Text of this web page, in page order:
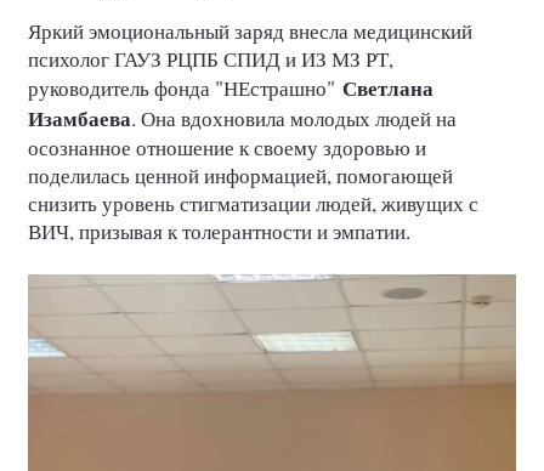
Яркий эмоциональный заряд внесла медицинский
психолог ГАУЗ РЦПБ СПИД и ИЗ МЗ РТ,
руководитель фонда "НЕстрашно" Светлана
Изамбаева. Она вдохновила молодых людей на
осознанное отношение к своему здоровью и
поделилась ценной информацией, помогающей
снизить уровень стигматизации людей, живущих с
ВИЧ, призывая к толерантности и эмпатии.